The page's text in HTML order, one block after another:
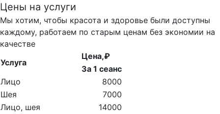
Цены на услуги
Мы хотим, чтобы красота и здоровье были доступны
каждому, работаем по старым ценам без экономии на
качестве
Услуга
Цена,₽
За 1 сеанс
Лицо
8000
Шея
7000
Лицо, шея
14000